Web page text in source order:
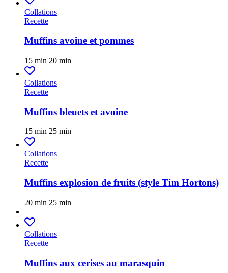
Collations
Recette
Muffins avoine et pommes
15 min 20 min
Collations
Recette
Muffins bleuets et avoine
15 min 25 min
Collations
Recette
Muffins explosion de fruits (style Tim Hortons)
20 min 25 min
Collations
Recette
Muffins aux cerises au marasquin